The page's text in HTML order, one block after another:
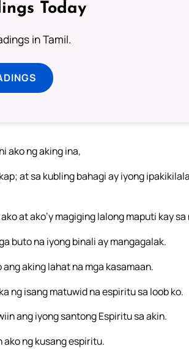
Today
in Tamil.
ako ng aking ina,
at sa kubling bahagi ay iyong
at ako’y magiging lalong maputi kay sa
buto na iyong binali ay mangagalak.
aking lahat na mga kasamaan.
ng isang matuwid na espiritu sa loob ko.
ang iyong santong Espiritu sa akin.
ng kusang espiritu.